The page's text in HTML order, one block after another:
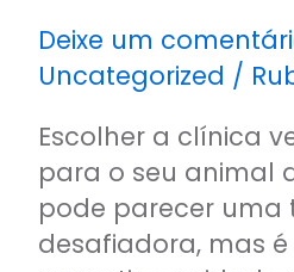
Deixe um
Uncategorized /
Escolher a clínica
para o seu animal
pode parecer uma
desafiadora, mas